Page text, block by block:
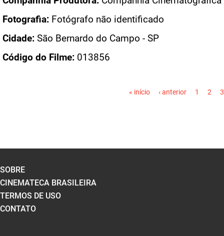
Fotografia: Fotógrafo não identificado
Cidade: São Bernardo do Campo - SP
Código do Filme: 013856
« início ‹ anterior 1 2 3
SOBRE
CINEMATECA BRASILEIRA
TERMOS DE USO
CONTATO